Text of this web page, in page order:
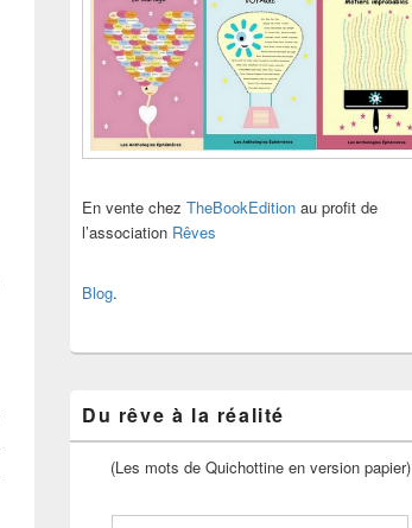
En vente chez TheBookEdition au profit de
l’association Rêves
Blog.
Du rêve à la réalité
(Les mots de Quichottine en version papier)